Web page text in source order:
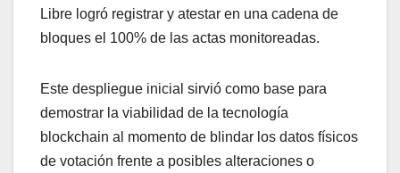
Libre logró registrar y atestar en una cadena de
bloques el 100% de las actas monitoreadas.
Este despliegue inicial sirvió como base para
demostrar la viabilidad de la tecnología
blockchain al momento de blindar los datos físicos
de votación frente a posibles alteraciones o